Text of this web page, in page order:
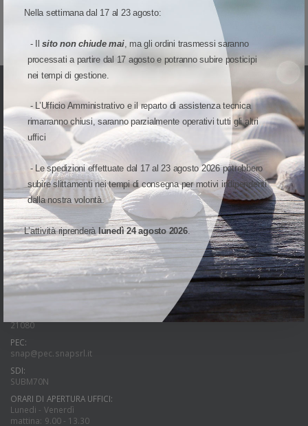
Nella settimana dal 17 al 23 agosto:
- Ilsito non chiude mai, ma gli ordini trasmessi saranno
processati a partire dal 17 agosto e potranno subire posticipi
nei tempi di gestione.
- L’Ufficio Amministrativo e il reparto di assistenza tecnica
rimarranno chiusi, saranno parzialmente operativi tutti gli altri
uffici
- Le spedizioni effettuate dal 17 al 23 agosto 2026 potrebbero
subire slittamenti nei tempi di consegna per motivi indipendenti
dalla nostra volontà.
L’attività riprenderàlunedì 24 agosto 2026.
UNA DIVISIONE DI
INDIRIZZO:
Via Cap. Luca Mazzella, 40-44
82100 Benevento(BN)
Italia
PARTITA IVA:
01066160621
21080
PEC:
snap@pec.snapsrl.it
SDI:
SUBM70N
ORARI DI APERTURA UFFICI:
Lunedi - Venerdì
mattina: 9.00 - 13.30